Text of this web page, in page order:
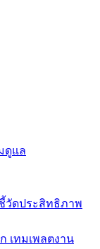
ดูแล
วัดประสิทธิภาพ
เทมเพลตงาน